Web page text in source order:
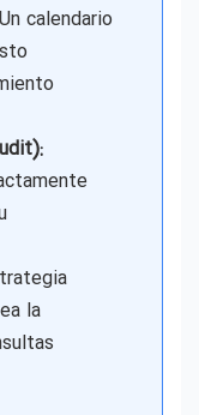
Un calendario
la